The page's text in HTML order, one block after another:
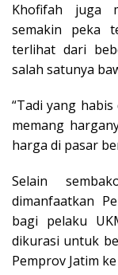
Khofifah juga
semakin peka
terlihat dari
salah satunya
“Tadi yang
memang
harga di pasar
Selain
dimanfaatkan
bagi pelaku
dikurasi untuk
Pemprov Jatim